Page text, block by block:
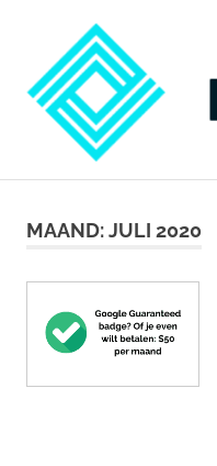
inhoud
Alles
marketing
MAAND:JULI 2020